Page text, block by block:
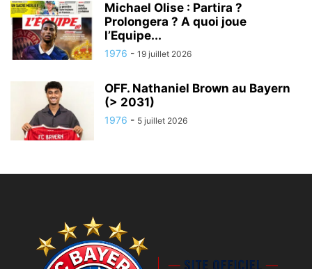
Michael Olise : Partira ?
Prolongera ? A quoi joue
l’Equipe...
1976 - 19 juillet 2026
OFF. Nathaniel Brown au Bayern
(> 2031)
1976 - 5 juillet 2026